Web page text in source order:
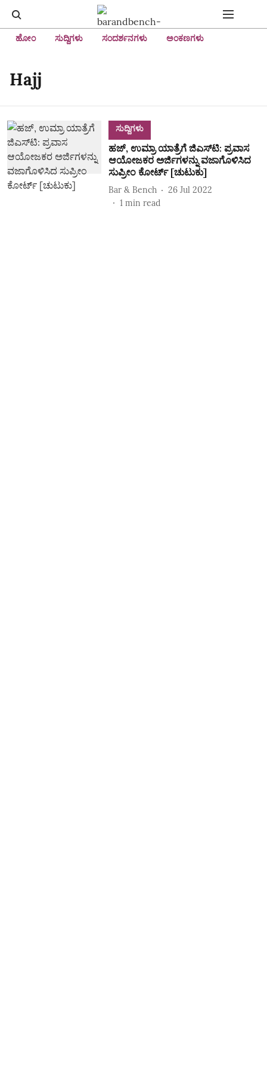
ಹೋಂ ಸುದ್ದಿಗಳು ಸಂದರ್ಶನಗಳು ಅಂಕಣಗಳು
Hajj
ಸುದ್ದಿಗಳು
ಹಜ್, ಉಮ್ರಾ ಯಾತ್ರೆಗೆ ಜಿಎಸ್‌ಟಿ: ಪ್ರವಾಸ
ಆಯೋಜಕರ ಅರ್ಜಿಗಳನ್ನು ವಜಾಗೊಳಿಸಿದ
ಸುಪ್ರೀಂ ಕೋರ್ಟ್‌ [ಚುಟುಕು]
Bar & Bench
26 Jul 2022
1 min read